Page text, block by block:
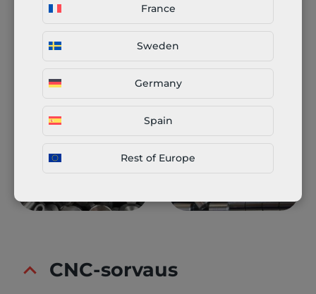
France
Sweden
Germany
Spain
Rest of Europe
CNC-sorvaus